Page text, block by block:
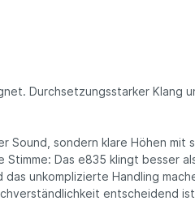
Durch­setzungs­starker Klang
sondern klare Höhen
Das e835 klingt besser
unkom­plizierte Handling
ent­schei­dend